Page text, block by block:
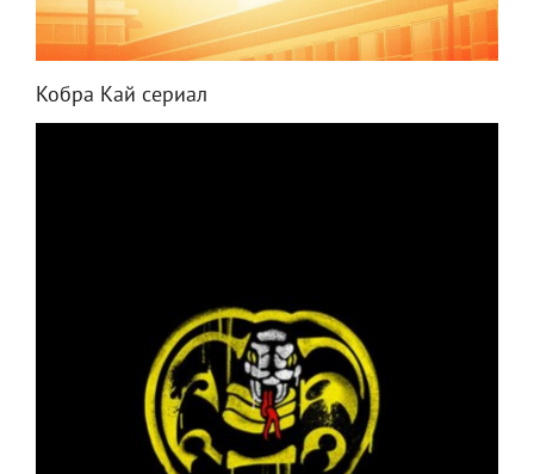
Кобра Кай сериал